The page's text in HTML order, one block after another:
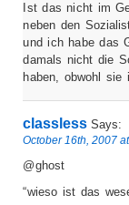
Ist das nicht im
neben den
und ich habe das
damals nicht die
haben, obwohl sie
classless Says:
October 16th, 2007
@ghost
“wieso ist das